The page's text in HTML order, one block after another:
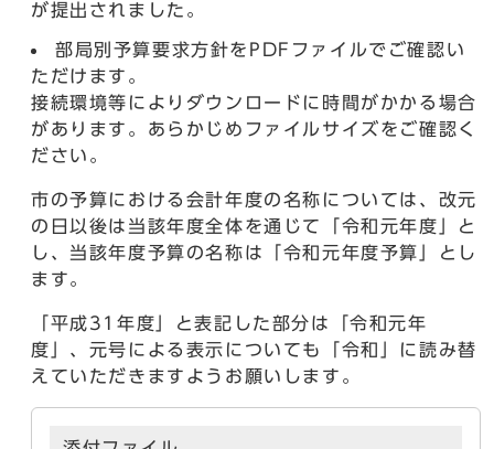
が提出されました。
部局別予算要求方針をPDFファイルでご確認い
ただけます。
接続環境等によりダウンロードに時間がかかる場合
があります。あらかじめファイルサイズをご確認く
ださい。
市の予算における会計年度の名称については、改元
の日以後は当該年度全体を通じて「令和元年度」と
し、当該年度予算の名称は「令和元年度予算」とし
ます。
「平成31年度」と表記した部分は「令和元年
度」、元号による表示についても「令和」に読み替
えていただきますようお願いします。